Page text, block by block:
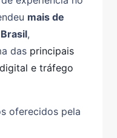
mais de
,
das principais
e tráfego
oferecidos pela